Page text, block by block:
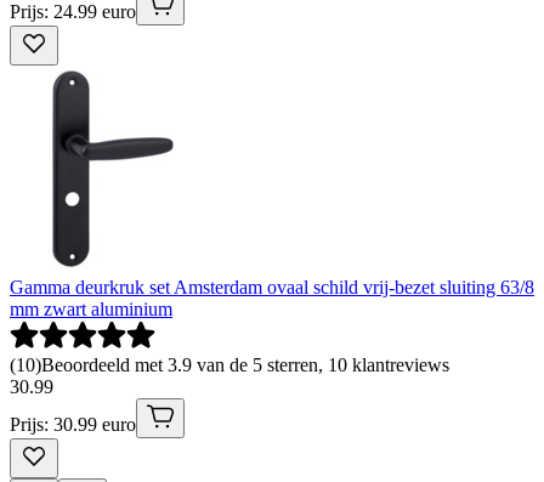
Prijs: 24.99 euro
Gamma deurkruk set Amsterdam ovaal schild vrij-bezet sluiting 63/8
mm zwart aluminium
(10)Beoordeeld met 3.9 van de 5 sterren, 10 klantreviews
30.99
Prijs: 30.99 euro